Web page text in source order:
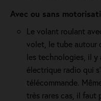
Avec ou sans
Le volant roulant
volet, le tube autour
les technologies, il y
électrique radio qui
télécommande.
très rares cas, il faut